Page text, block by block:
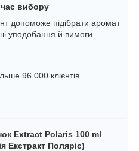
вибору
допоможе підібрати аромат
уподобання й вимоги
96 000 клієнтів
Extract Polaris 100 ml
Екстракт Поляріс)